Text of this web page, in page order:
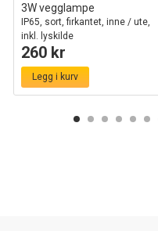
3W vegglampe
IP65, sort, firkantet, inne / ute,
inkl. lyskilde
260 kr
Legg i kurv